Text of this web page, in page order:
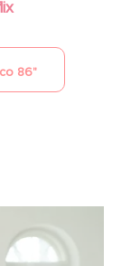
86"
discover